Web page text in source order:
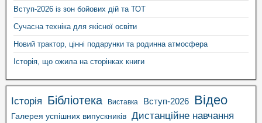
Вступ-2026 із зон бойових дій та ТОТ
Сучасна техніка для якісної освіти
Новий трактор, цінні подарунки та родинна атмосфера
Історія, що ожила на сторінках книги
Історія Бібліотека Виставка Вступ-2026 Відео
Галерея успішних випускників Дистанційне навчання